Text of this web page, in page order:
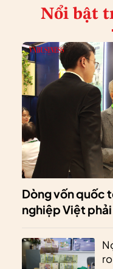
Nổi bật
Dòng vốn quốc
nghiệp Việt